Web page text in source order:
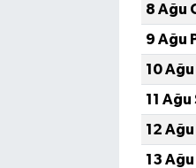
8 Ağu
9 Ağu
10
11 Ağu
12
13